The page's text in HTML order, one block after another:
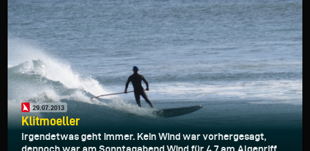
29.07.2013
Klitmoeller
Irgendetwas geht immer. Kein Wind war vorhergesagt,